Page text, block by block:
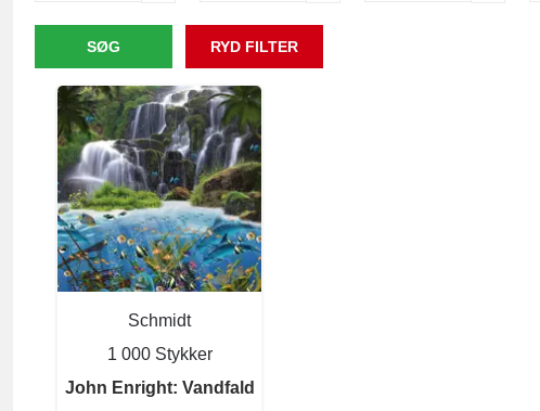
Schmidt
1 000 Stykker
John Enright: Vandfald